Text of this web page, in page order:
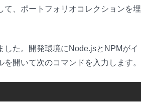
、ポートフォリオコレクションを埋
た。開発環境にNode.jsとNPMがイ
開いて次のコマンドを入力します。